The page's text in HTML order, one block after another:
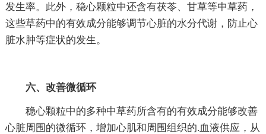
发生率。此外，稳心颗粒中还含有茯苓、甘草等中草药，
这些草药中的有效成分能够调节心脏的水分代谢，防止心
脏水肿等症状的发生。
六、改善微循环
稳心颗粒中的多种中草药所含有的有效成分能够改善
心脏周围的微循环，增加心肌和周围组织的.血液供应，从